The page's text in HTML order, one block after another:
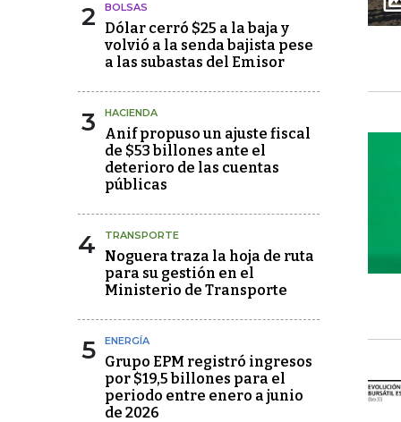
2 BOLSAS
Dólar cerró $25 a la baja y
volvió a la senda bajista pese
a las subastas del Emisor
3 HACIENDA
Anif propuso un ajuste fiscal
de $53 billones ante el
deterioro de las cuentas
públicas
4 TRANSPORTE
Noguera traza la hoja de ruta
para su gestión en el
Ministerio de Transporte
5 ENERGÍA
Grupo EPM registró ingresos
por $19,5 billones para el
periodo entre enero a junio
de 2026